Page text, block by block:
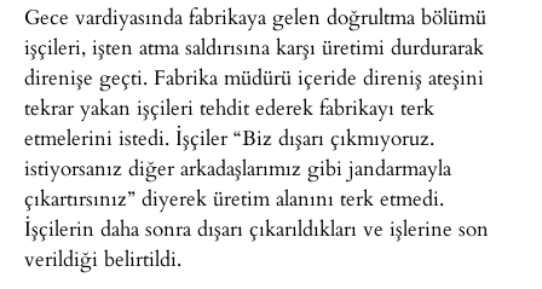
Gece vardiyasında fabrikaya gelen doğrultma bölümü
işçileri, işten atma saldırısına karşı üretimi durdurarak
direnişe geçti. Fabrika müdürü içeride direniş ateşini
tekrar yakan işçileri tehdit ederek fabrikayı terk
etmelerini istedi. İşçiler “Biz dışarı çıkmıyoruz.
istiyorsanız diğer arkadaşlarımız gibi jandarmayla
çıkartırsınız” diyerek üretim alanını terk etmedi.
İşçilerin daha sonra dışarı çıkarıldıkları ve işlerine son
verildiği belirtildi.